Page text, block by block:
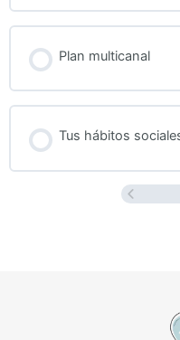
Plan multicanal
Tus hábitos